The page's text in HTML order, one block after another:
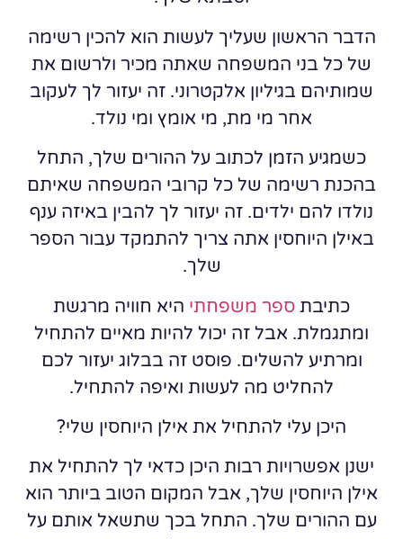
הדבר הראשון שעליך לעשות הוא להכין רשימה
של כל בני המשפחה שאתה מכיר ולרשום את
שמותיהם בגיליון אלקטרוני. זה יעזור לך לעקוב
אחר מי מת, מי אומץ ומי נולד.
כשמגיע הזמן לכתוב על ההורים שלך, התחל
בהכנת רשימה של כל קרובי המשפחה שאיתם
נולדו להם ילדים. זה יעזור לך להבין באיזה ענף
באילן היוחסין אתה צריך להתמקד עבור הספר
שלך.
כתיבת ספר משפחתי היא חוויה מרגשת
ומתגמלת. אבל זה יכול להיות מאיים להתחיל
ומרתיע להשלים. פוסט זה בבלוג יעזור לכם
להחליט מה לעשות ואיפה להתחיל.
היכן עלי להתחיל את אילן היוחסין שלי?
ישנן אפשרויות רבות היכן כדאי לך להתחיל את
אילן היוחסין שלך, אבל המקום הטוב ביותר הוא
עם ההורים שלך. התחל בכך שתשאל אותם על